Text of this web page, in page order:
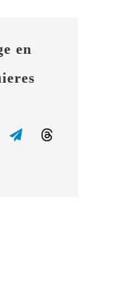
en